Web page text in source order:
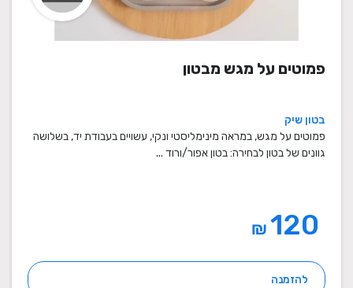
פמוטים על מגש מבטון
בטון שיק
פמוטים על מגש, במראה מינימליסטי ונקי, עשויים בעבודת יד, בשלושה
גוונים של בטון לבחירה: בטון אפור/ורוד ...
₪
להזמנה